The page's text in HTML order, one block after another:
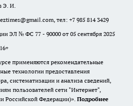
Э. И.
тел: +7 985 814 3429
ЭЛ № ФС 77 - 90000 от 05 сентября 2025
применяются рекомендательные
технологии предоставления
систематизации и анализа сведений,
пользователей сети "Интернет",
Российской Федерации)». Подробнее